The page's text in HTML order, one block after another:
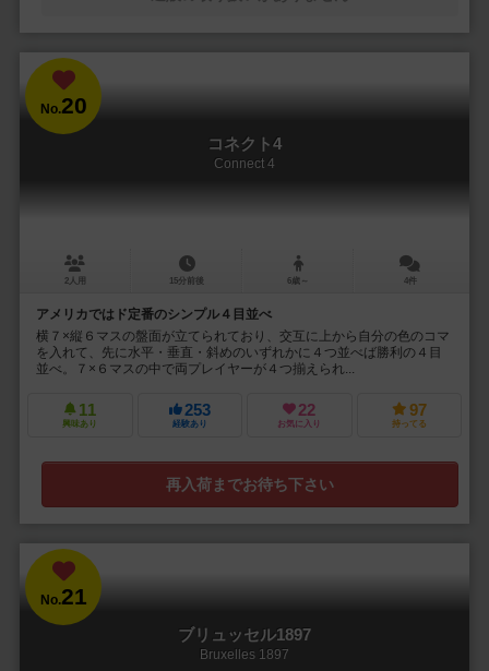
No.20
コネクト4
Connect 4
2人用 15分前後 6歳～ 4件
アメリカではド定番のシンプル４目並べ
横７×縦６マスの盤面が立てられており、交互に上から自分の色のコマ
を入れて、先に水平・垂直・斜めのいずれかに４つ並べば勝利の４目
並べ。７×６マスの中で両プレイヤーが４つ揃えられ...
11
興味あり
253
経験あり
22
お気に入り
97
持ってる
再入荷までお待ち下さい
No.21
ブリュッセル1897
Bruxelles 1897